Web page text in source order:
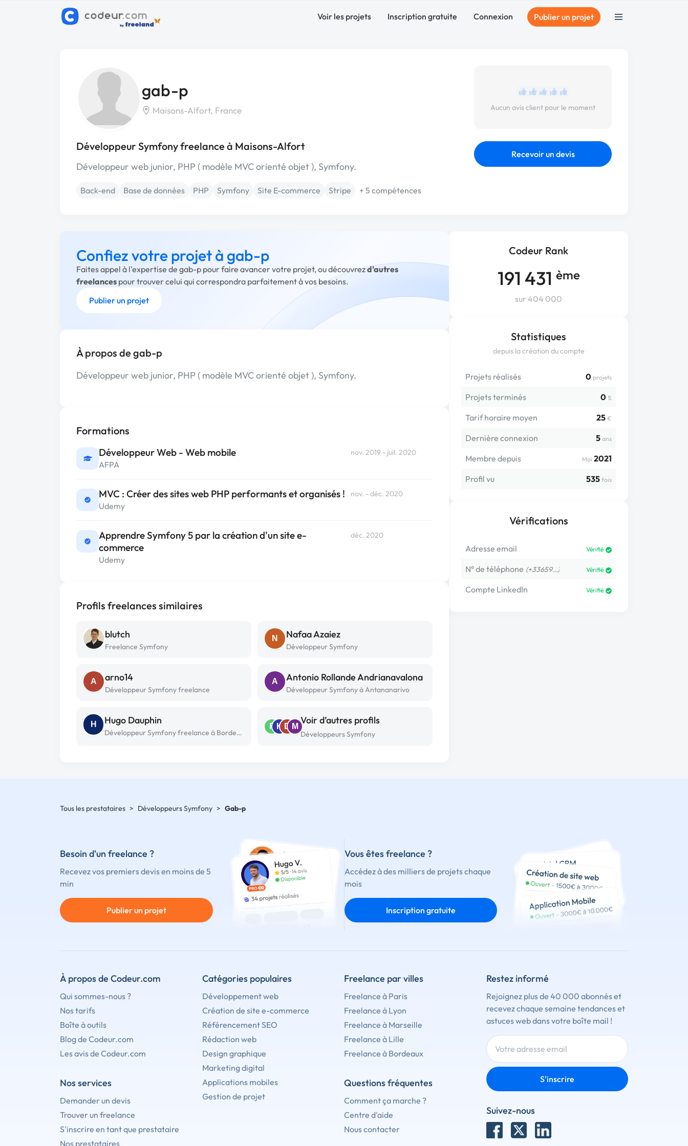
Voir les projets Inscription gratuite Connexion Publier un projet
gab-p
Maisons-Alfort, France
Développeur Symfony freelance à Maisons-Alfort
Développeur web junior, PHP ( modèle MVC orienté objet ), Symfony.
Back-end Base de données PHP Symfony Site E-commerce Stripe + 5 compétences
Aucun avis client pour le moment
Recevoir un devis
Codeur Rank
191 431 ème
sur 404 000
Statistiques
depuis la création du compte
Projets réalisés 0 projets
Projets terminés 0 %
Tarif horaire moyen 25 €
Dernière connexion 5 ans
Membre depuis Mai 2021
Profil vu
535 fois
Vérifications
Adresse email Vérifié
N° de téléphone (+33659…) Vérifié
Compte LinkedIn Vérifié
Confiez votre projet à gab-p
Faites appel à l'expertise de gab-p pour faire avancer votre projet, ou découvrezd'autres
freelances pour trouver celui qui correspondra parfaitement à vos besoins.
Publier un projet
À propos de gab-p
Développeur web junior, PHP ( modèle MVC orienté objet ), Symfony.
Formations
Développeur Web - Web mobile
AFPA
nov. 2019 - juil. 2020
MVC : Créer des sites web PHP performants et organisés !
Udemy
nov. - déc. 2020
Apprendre Symfony 5 par la création d'un site e-
commerce
Udemy
déc. 2020
Profils freelances similaires
blutch
Freelance Symfony
N Nafaa Azaiez
Développeur Symfony
A arno14
Développeur Symfony freelance
A Antonio Rollande Andrianavalona
Développeur Symfony à Antananarivo
H Hugo Dauphin
Développeur Symfony freelance à Bordeaux
F K D M
Voir d’autres profils
Développeurs Symfony
Tous les prestataires > Développeurs Symfony > Gab-p
Besoin d'un freelance ?
Recevez vos premiers devis en moins de 5
min
Publier un projet
Vous êtes freelance ?
Accédez à des milliers de projets chaque
mois
Inscription gratuite
À propos de Codeur.com
Qui sommes-nous ?
Nos tarifs
Boîte à outils
Blog de Codeur.com
Les avis de Codeur.com
Nos services
Demander un devis
Trouver un freelance
S'inscrire en tant que prestataire
Nos prestataires
Catégories populaires
Développement web
Création de site e-commerce
Référencement SEO
Rédaction web
Design graphique
Marketing digital
Applications mobiles
Gestion de projet
Freelance par villes
Freelance à Paris
Freelance à Lyon
Freelance à Marseille
Freelance à Lille
Freelance à Bordeaux
Questions fréquentes
Comment ça marche ?
Centre d'aide
Nous contacter
Restez informé
Rejoignez plus de 40 000 abonnés et
recevez chaque semaine tendances et
astuces web dans votre boîte mail !
S'inscrire
Suivez-nous